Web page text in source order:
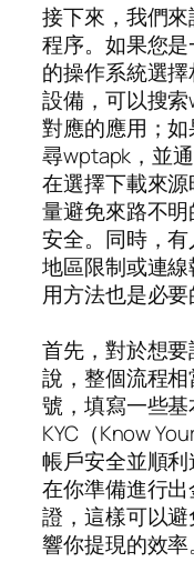
接下來，我們來
程序。如果您
的操作系統選
設備，可以搜
對應的應用；
尋wptapk，並
在選擇下載來
量避免來路不
安全。同時，
地區限制或連
用方法也是必要
首先，對於想要
說，整個流程
號，填寫一些
KYC（Know
帳戶安全並順利
在你準備進行出
證，這樣可以
響你提現的效率